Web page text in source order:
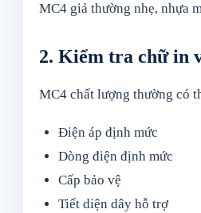
MC4 giả thường nhẹ, nhựa
2. Kiểm tra chữ in
MC4 chất lượng thường có
Điện áp định mức
Dòng điện định mức
Cấp bảo vệ
Tiết diện dây hỗ trợ